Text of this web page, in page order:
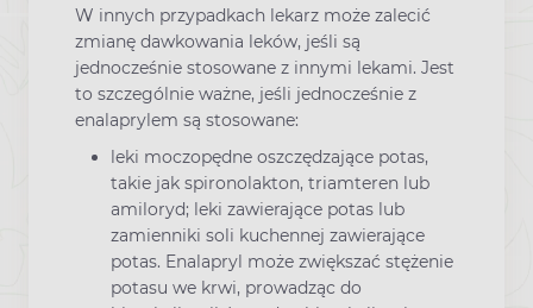
W innych przypadkach lekarz może zalecić
zmianę dawkowania leków, jeśli są
jednocześnie stosowane z innymi lekami. Jest
to szczególnie ważne, jeśli jednocześnie z
enalaprylem są stosowane:
leki moczopędne oszczędzające potas,
takie jak spironolakton, triamteren lub
amiloryd; leki zawierające potas lub
zamienniki soli kuchennej zawierające
potas. Enalapryl może zwiększać stężenie
potasu we krwi, prowadząc do